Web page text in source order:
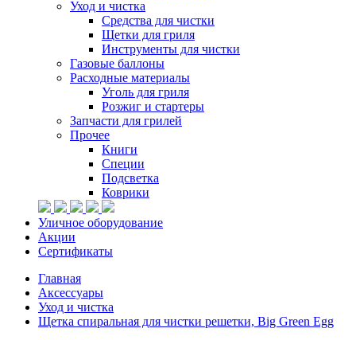
Уход и чистка
Средства для чистки
Щетки для гриля
Инструменты для чистки
Газовые баллоны
Расходные материалы
Уголь для гриля
Розжиг и стартеры
Запчасти для грилей
Прочее
Книги
Специи
Подсветка
Коврики
Уличное оборудование
Акции
Сертификаты
Главная
Аксессуары
Уход и чистка
Щетка спиральная для чистки решетки, Big Green Egg